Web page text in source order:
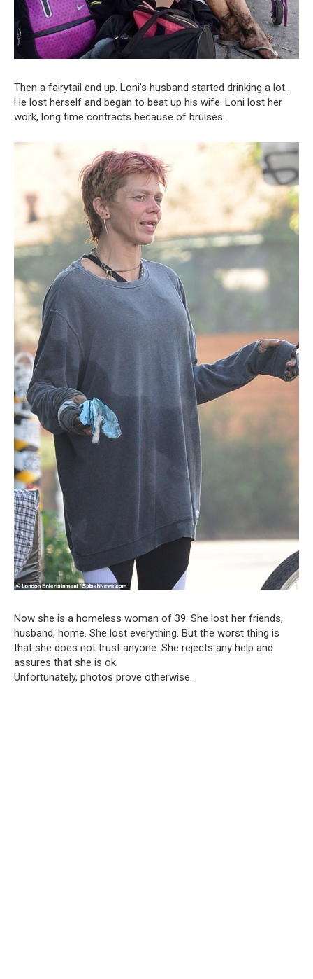
Then a fairytail end up. Loni’s husband started drinking a lot.
He lost herself and began to beat up his wife. Loni lost her
work, long time contracts because of bruises.
Now she is a homeless woman of 39. She lost her friends,
husband, home. She lost everything. But the worst thing is
that she does not trust anyone. She rejects any help and
assures that she is ok.
Unfortunately, photos prove otherwise.